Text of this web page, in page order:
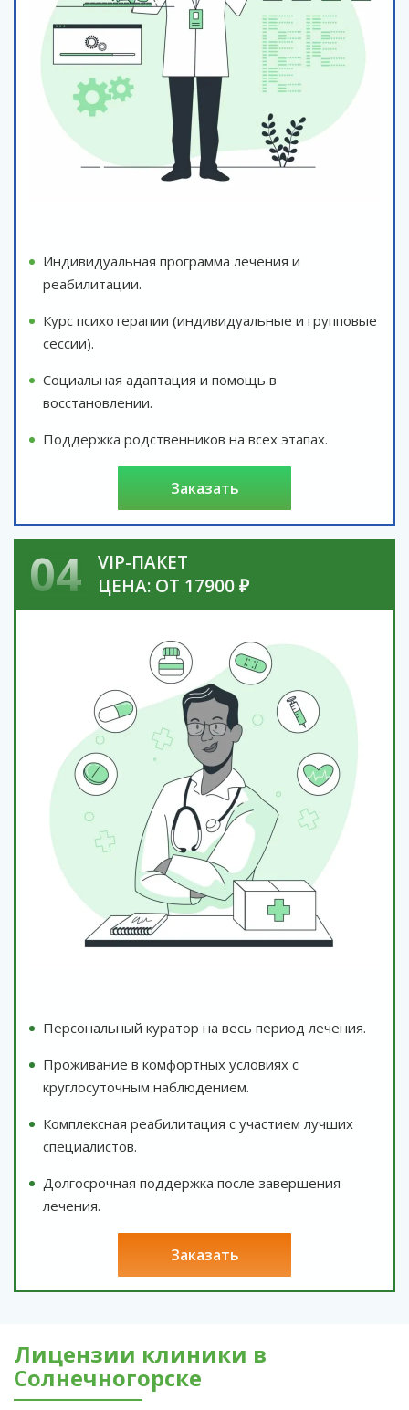
Индивидуальная программа лечения и
реабилитации.
Курс психотерапии (индивидуальные и групповые
сессии).
Социальная адаптация и помощь в
восстановлении.
Поддержка родственников на всех этапах.
заказать
04
VIP-ПАКЕТ
ЦЕНА: ОТ 17900 ₽
Персональный куратор на весь период лечения.
Проживание в комфортных условиях с
круглосуточным наблюдением.
Комплексная реабилитация с участием лучших
специалистов.
Долгосрочная поддержка после завершения
лечения.
заказать
Лицензии клиники в
Солнечногорске